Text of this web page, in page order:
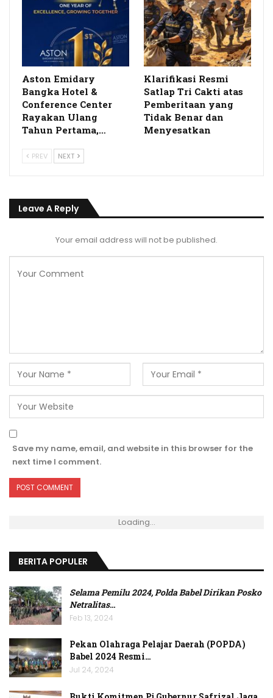
Aston Emidary
Bangka Hotel &
Conference Center
Rayakan Ulang
Tahun Pertama,…
Klarifikasi Resmi
Satlap Tri Cakti atas
Pemberitaan yang
Tidak Benar dan
Menyesatkan
PREV NEXT
Leave A Reply
Your email address will not be published.
Save my name, email, and website in this browser for the
next time I comment.
Loading...
BERITA POPULER
Selama Pemilu 2024, Polda Babel Dirikan Posko
Netralitas…
Feb 13, 2024
Pekan Olahraga Pelajar Daerah (POPDA)
Babel 2024 Resmi…
Jul 24, 2024